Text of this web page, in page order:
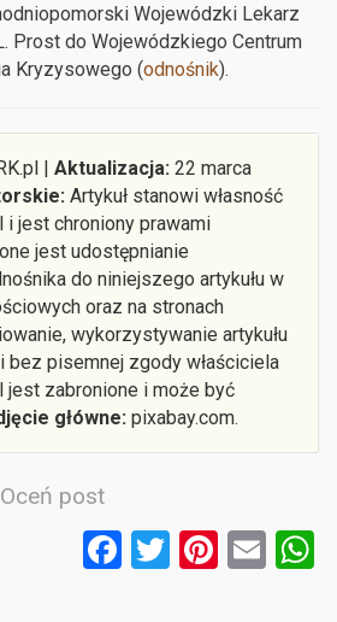
Wojewódzki Lekarz
Prost do Wojewódzkiego Centrum
Kryzysowego (odnośnik).
| Aktualizacja: 22 marca
Artykuł stanowi własność
i jest chroniony prawami
jest udostępnianie
do niniejszego artykułu w
oraz na stronach
wykorzystywanie artykułu
bez pisemnej zgody właściciela
jest zabronione i może być
główne: pixabay.com.
Oceń post
F T Pi E